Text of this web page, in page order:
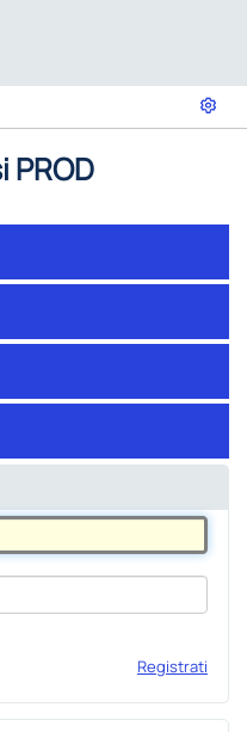
PROD
Registrati